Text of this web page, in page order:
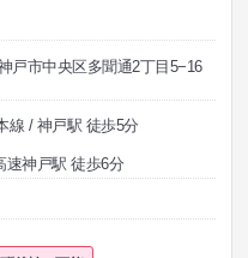
戸市中央区多聞通2丁目5−16
線 / 神戸駅 徒歩5分
速神戸駅 徒歩6分